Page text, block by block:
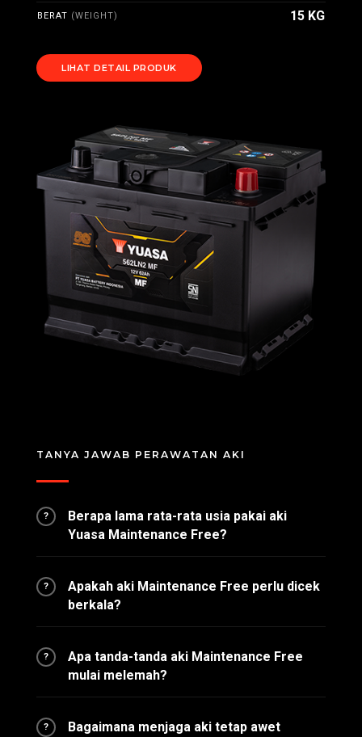
BERAT (WEIGHT) 15 KG
LIHAT DETAIL PRODUK
TANYA JAWAB PERAWATAN AKI
?
Berapa lama rata-rata usia pakai aki
Yuasa Maintenance Free?
?
Apakah aki Maintenance Free perlu dicek
berkala?
?
Apa tanda-tanda aki Maintenance Free
mulai melemah?
?
Bagaimana menjaga aki tetap awet